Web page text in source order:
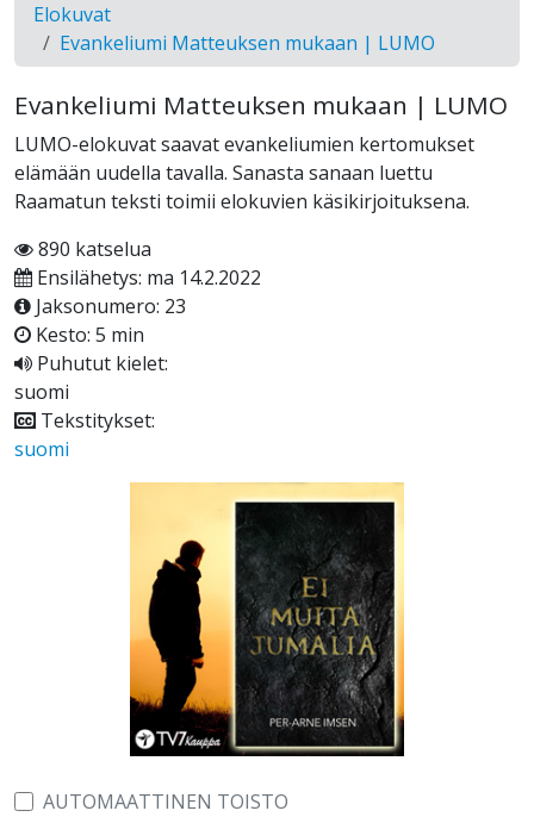
Elokuvat
Evankeliumi Matteuksen mukaan | LUMO
Evankeliumi Matteuksen mukaan | LUMO
LUMO-elokuvat saavat evankeliumien kertomukset
elämään uudella tavalla. Sanasta sanaan luettu
Raamatun teksti toimii elokuvien käsikirjoituksena.
890 katselua
Ensilähetys: ma 14.2.2022
Jaksonumero: 23
Kesto: 5 min
Puhutut kielet:
suomi
Tekstitykset:
suomi
AUTOMAATTINEN TOISTO